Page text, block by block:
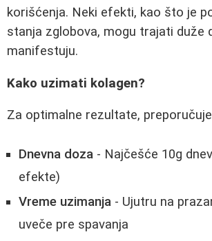
korišćenja. Neki efekti, kao što je
stanja zglobova, mogu trajati duže
manifestuju.
Kako uzimati kolagen?
Za optimalne rezultate,
Dnevna doza - Najčešće 10g
efekte)
Vreme uzimanja - Ujutru na
uveče pre spavanja